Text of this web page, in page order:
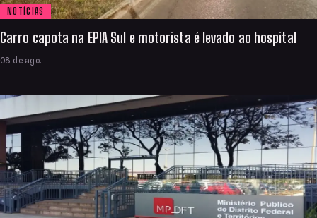
NOTÍCIAS
Carro capota na EPIA Sul e motorista é levado ao hospital
08 de ago.